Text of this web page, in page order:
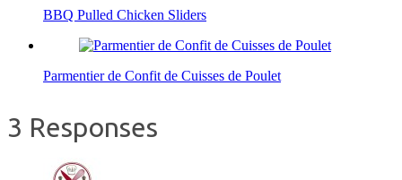
BBQ Pulled Chicken Sliders
Parmentier de Confit de Cuisses de Poulet
3 Responses